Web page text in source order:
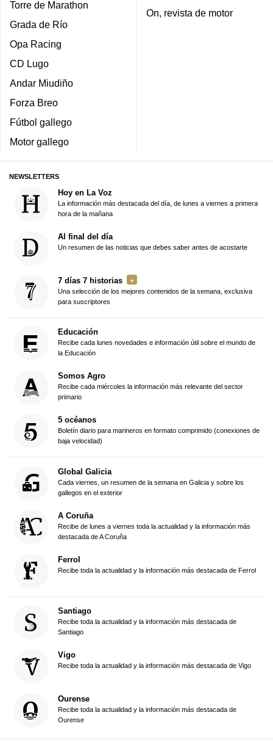
Torre de Marathon
Grada de Río
Opa Racing
CD Lugo
Andar Miudiño
Forza Breo
Fútbol gallego
Motor gallego
On, revista de motor
NEWSLETTERS
Hoy en La Voz
La información más destacada del día, de lunes a viernes a primera
hora de la mañana
Al final del día
Un resumen de las noticias que debes saber antes de acostarte
7 días 7 historias
Una selección de los mejores contenidos de la semana, exclusiva
para suscriptores
Educación
Recibe cada lunes novedades e información útil sobre el mundo de
la Educación
Somos Agro
Recibe cada miércoles la información más relevante del sector
primario
5 océanos
Boletín diario para marineros en formato comprimido (conexiones de
baja velocidad)
Global Galicia
Cada viernes, un resumen de la semana en Galicia y sobre los
gallegos en el exterior
A Coruña
Recibe de lunes a viernes toda la actualidad y la información más
destacada de A Coruña
Ferrol
Recibe toda la actualidad y la información más destacada de Ferrol
Santiago
Recibe toda la actualidad y la información más destacada de
Santiago
Vigo
Recibe toda la actualidad y la información más destacada de Vigo
Ourense
Recibe toda la actualidad y la información más destacada de
Ourense